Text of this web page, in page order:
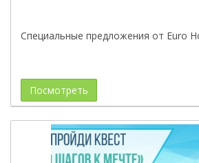
Специальные предложения от Euro
Посмотреть